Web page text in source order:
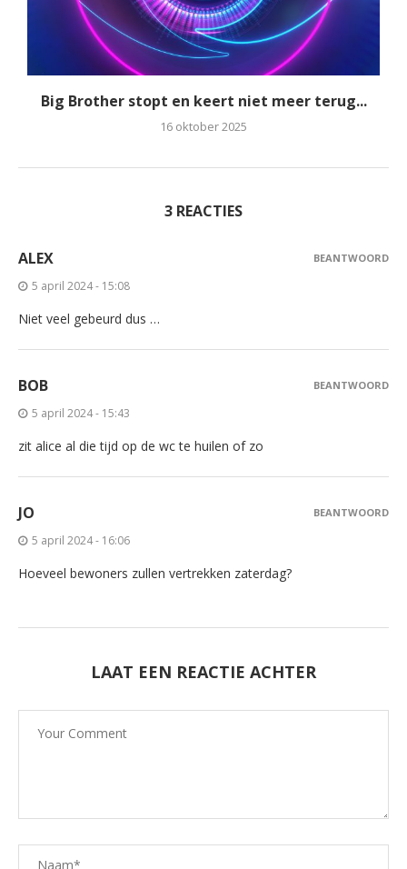
Big Brother stopt en keert niet meer terug...
16 oktober 2025
3 REACTIES
ALEX
5 april 2024 - 15:08
Niet veel gebeurd dus …
BEANTWOORD
BOB
5 april 2024 - 15:43
zit alice al die tijd op de wc te huilen of zo
BEANTWOORD
JO
5 april 2024 - 16:06
Hoeveel bewoners zullen vertrekken zaterdag?
BEANTWOORD
LAAT EEN REACTIE ACHTER